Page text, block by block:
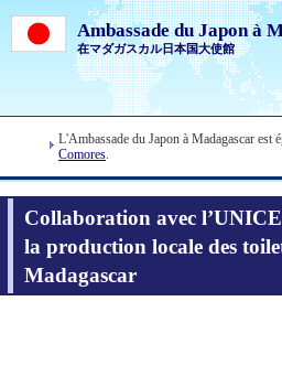
Ambassade du Japon à
在マダガスカル日本国大使館
L'Ambassade du Japon à Madagascar est
Comores.
Collaboration avec
la production locale des
Madagascar